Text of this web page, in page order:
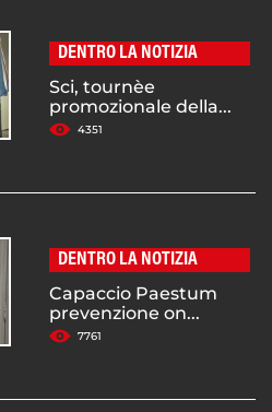
DENTRO LA NOTIZIA
Sci, tournèe
promozionale della...
4351
DENTRO LA NOTIZIA
Capaccio Paestum
prevenzione on...
7761